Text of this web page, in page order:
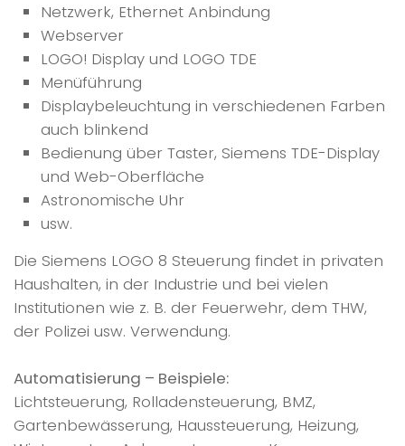
Netzwerk, Ethernet Anbindung
Webserver
LOGO! Display und LOGO TDE
Menüführung
Displaybeleuchtung in verschiedenen Farben
auch blinkend
Bedienung über Taster, Siemens TDE-Display
und Web-Oberfläche
Astronomische Uhr
usw.
Die Siemens LOGO 8 Steuerung findet in privaten
Haushalten, in der Industrie und bei vielen
Institutionen wie z. B. der Feuerwehr, dem THW,
der Polizei usw. Verwendung.
Automatisierung – Beispiele:
Lichtsteuerung, Rolladensteuerung, BMZ,
Gartenbewässerung, Haussteuerung, Heizung,